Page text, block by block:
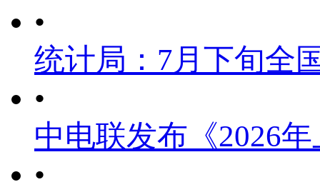
•
统计局：7月下旬全
•
中电联发布《2026
•